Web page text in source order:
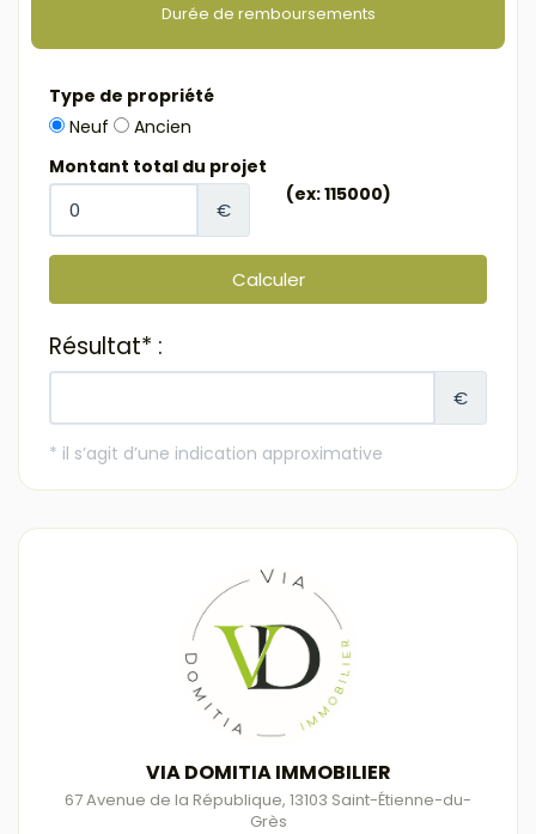
Durée de remboursements
VIA DOMITIA IMMOBILIER
67 Avenue de la République, 13103 Saint-Étienne-du-
Grès